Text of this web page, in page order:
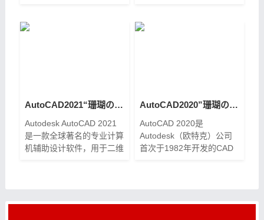
AutoCAD LT 2026制作发
等插件，整体的运行对于设
的复杂性和学习成本，提供
AutoCAD2021“珊瑚の海” 64位精简优化版下载
Autodesk AutoCAD 2021
是一款全球著名的专业计算
机辅助设计软件，用于二维
AutoCAD2020”珊瑚の海“ 精简直装优化版下载
AutoCAD 2020是
Autodesk（欧特克）公司
首次于1982年开发的CAD